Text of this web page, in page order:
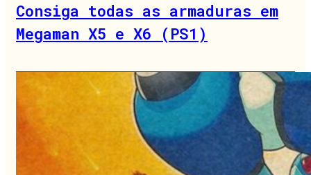
Consiga todas as armaduras em
Megaman X5 e X6 (PS1)